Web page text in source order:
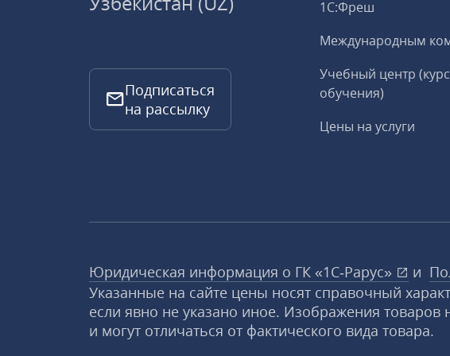
Подписаться
на рассылку
1С:Фреш
Международным
Учебный центр
обучения)
Цены на услуги
Юридическая информация о ГК «1С‑Рарус» и
Указанные на сайте цены носят справочный
если явно не указано иное. Изображения товаров
и могут отличаться от фактического вида товара.